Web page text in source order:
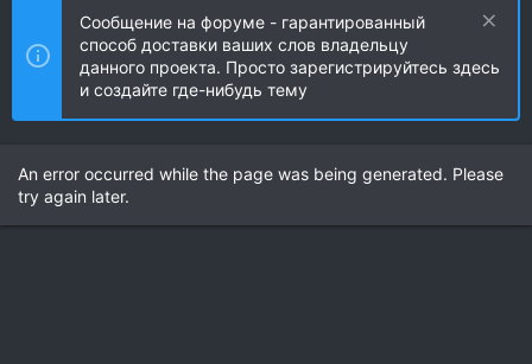
Сообщение на форуме - гарантированный
способ доставки ваших слов владельцу
данного проекта. Просто зарегистрируйтесь здесь
и создайте где-нибудь тему
An error occurred while the page was being generated. Please
try again later.